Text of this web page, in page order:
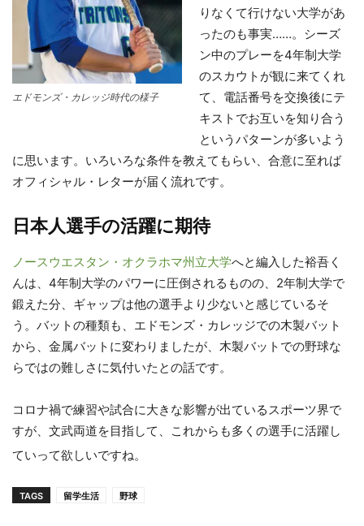
エドモンズ・カレッジ時代の様子
りなくて行けない大学があ
ったのも事実……。シーズ
ン中のプレーを4年制大学
のスカウトが観に来てくれ
て、電話番号を交換後にテ
キストでお互いを知り合う
というパターンが多いよう
に思います。いろいろな条件を教えてもらい、合意に至れば
オフィシャル・レターが届く流れです。
日本人選手の活躍に期待
ノースウエスタン・オクラホマ州立大学へと編入した裕吾く
んは、4年制大学のパワーに圧倒されるものの、2年制大学で
鍛えた分、ギャップは他の選手より少ないと感じているそ
う。バットの種類も、エドモンズ・カレッジでの木製バット
から、金属バットに変わりましたが、木製バットでの野球な
らではの難しさに気付いたとの話です。
コロナ禍で練習や試合に大きな影響が出ているスポーツ界で
すが、文武両道を目指して、これからも多くの選手に活躍し
ていって欲しいですね。
TAGS 留学生活 野球